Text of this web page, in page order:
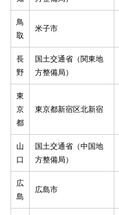
鳥
取
米子市
長
野
国土交通省（関東地
方整備局）
東
京
都
東京都新宿区北新宿
山
口
国土交通省（中国地
方整備局）
広
島
広島市